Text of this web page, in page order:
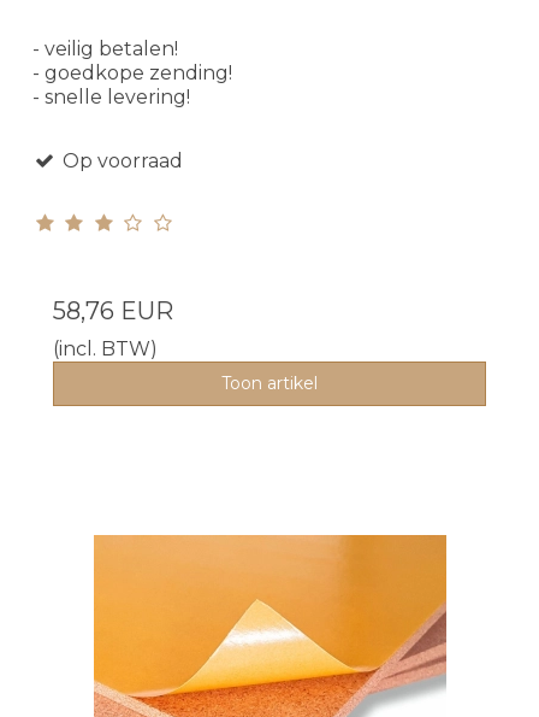
- veilig betalen!
- goedkope zending!
- snelle levering!
Op voorraad
58,76 EUR
(incl. BTW)
Toon artikel